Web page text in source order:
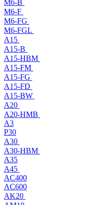
M6-B
M6-F
M6-FG
M6-FGL
A15
A15-B
A15-HBM
A15-FM
A15-FG
A15-FD
A15-BW
A20
A20-HMB
A3
P30
A30
A30-HBM
A35
A45
AC400
AC600
AK20